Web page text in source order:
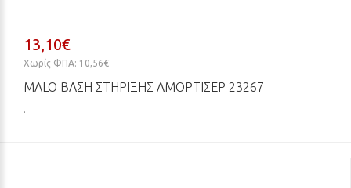
13,10€
Χωρίς ΦΠΑ: 10,56€
MALO ΒΆΣΗ ΣΤΉΡΙΞΗΣ ΑΜΟΡΤΙΣΈΡ 23267
..